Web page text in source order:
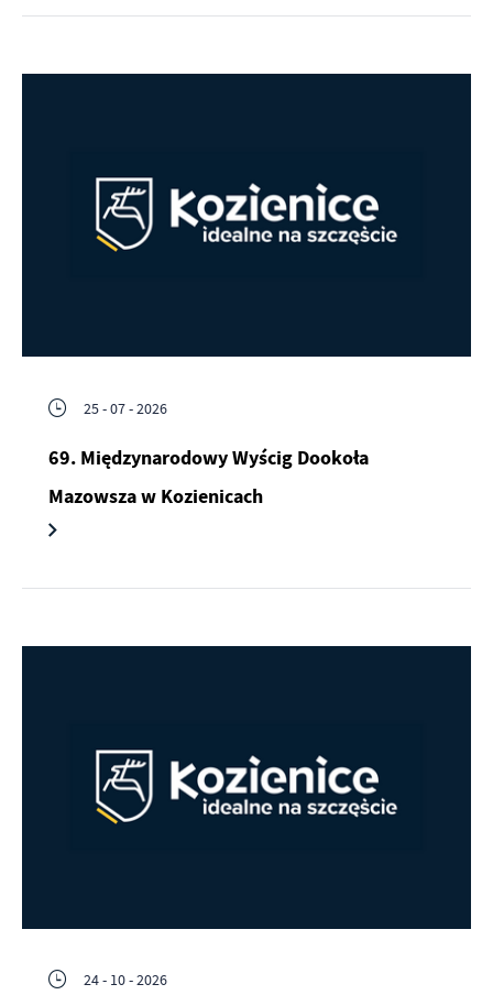
25 - 07 - 2026
69. Międzynarodowy Wyścig Dookoła
Mazowsza w Kozienicach
24 - 10 - 2026